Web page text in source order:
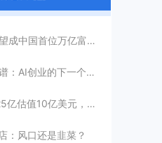
国首位万亿富豪？AI理工男
AI创业的下一个万亿赛道
值10亿美元，王长虎增长
：风口还是韭菜？